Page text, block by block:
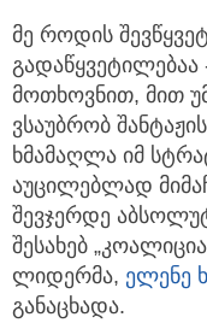
მე როდის
გადაწყვეტილებაა
მოთხოვნით, მით
ვსაუბრობ
ხმამაღლა იმ
აუცილებლად
შევჯერდე
შესახებ
ლიდერმა, ელენე
განაცხადა.